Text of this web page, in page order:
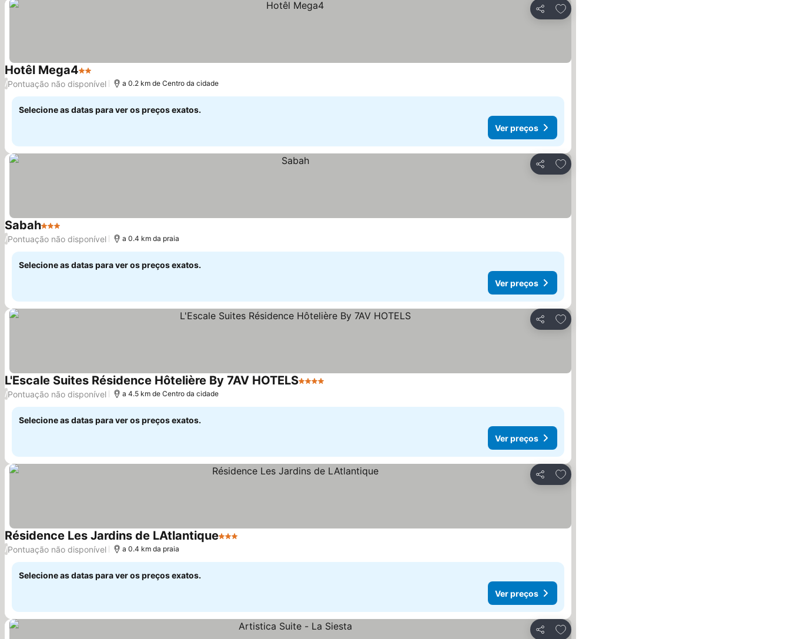
Partilhar
Adicionar aos favoritos
Hotêl Mega42 Estrelas
/Pontuação não disponível a 0.2 km de Centro da cidade
Selecione as datas para ver os preços exatos.
Ver preços
Partilhar
Adicionar aos favoritos
Sabah3 Estrelas
/Pontuação não disponível a 0.4 km da praia
Selecione as datas para ver os preços exatos.
Ver preços
Partilhar
Adicionar aos favoritos
L'Escale Suites Résidence Hôtelière By 7AV HOTELS4 Estrelas
/Pontuação não disponível a 4.5 km de Centro da cidade
Selecione as datas para ver os preços exatos.
Ver preços
Partilhar
Adicionar aos favoritos
Résidence Les Jardins de LAtlantique3 Estrelas
/Pontuação não disponível a 0.4 km da praia
Selecione as datas para ver os preços exatos.
Ver preços
Partilhar
Adicionar aos favoritos